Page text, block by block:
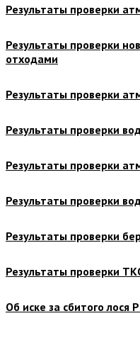
Результаты проверки
Результаты проверки
отходами
Результаты проверки
Результаты проверки
Результаты проверки
Результаты проверки
Результаты проверки
Результаты проверки
Об иске за сбитого лося